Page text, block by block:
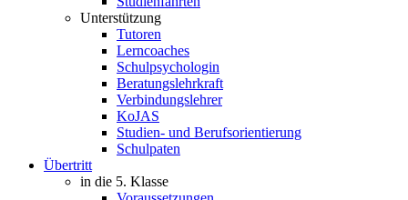
Unterstützung
Tutoren
Lerncoaches
Schulpsychologin
Beratungslehrkraft
Verbindungslehrer
KoJAS
Studien- und Berufsorientierung
Schulpaten
Übertritt
in die 5. Klasse